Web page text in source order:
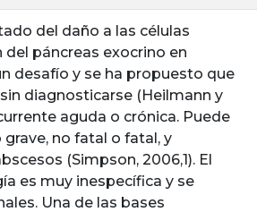
del daño a las células
del páncreas exocrino en
desafío y se ha propuesto que
diagnosticarse (Heilmann y
aguda o crónica. Puede
no fatal o fatal, y
(Simpson, 2006,1). El
es muy inespecífica y se
Una de las bases